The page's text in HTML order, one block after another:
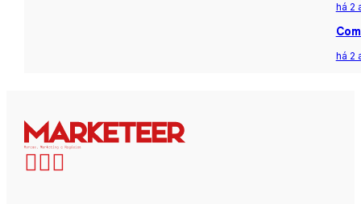
há 2
há 2